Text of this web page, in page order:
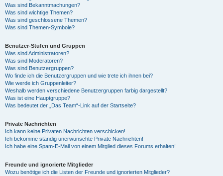
Was sind Bekanntmachungen?
Was sind wichtige Themen?
Was sind geschlossene Themen?
Was sind Themen-Symbole?
Benutzer-Stufen und Gruppen
Was sind Administratoren?
Was sind Moderatoren?
Was sind Benutzergruppen?
Wo finde ich die Benutzergruppen und wie trete ich ihnen bei?
Wie werde ich Gruppenleiter?
Weshalb werden verschiedene Benutzergruppen farbig dargestellt?
Was ist eine Hauptgruppe?
Was bedeutet der „Das Team“-Link auf der Startseite?
Private Nachrichten
Ich kann keine Privaten Nachrichten verschicken!
Ich bekomme ständig unerwünschte Private Nachrichten!
Ich habe eine Spam-E-Mail von einem Mitglied dieses Forums erhalten!
Freunde und ignorierte Mitglieder
Wozu benötige ich die Listen der Freunde und ignorierten Mitglieder?